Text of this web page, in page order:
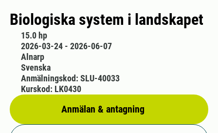
Biologiska system i landskapet
15.0 hp
2026-03-24 - 2026-06-07
Alnarp
Svenska
Anmälan & antagning
Anmälningskod: SLU-40033
Kurskod: LK0430